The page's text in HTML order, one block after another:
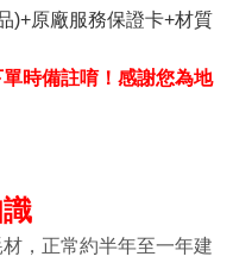
)+原廠服務保證卡+材質
時備註唷！感謝您為地
，正常約半年至一年建